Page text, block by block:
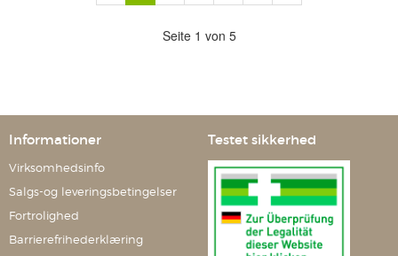
Seite 1 von 5
Informationer
Virksomhedsinfo
Salgs-og leveringsbetingelser
Fortrolighed
Barrierefrihederklæring
Testet sikkerhed